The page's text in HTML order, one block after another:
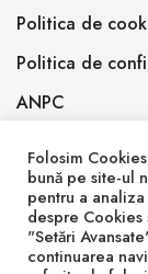
Politica de
Politica de
ANPC
©
Folosim
bună pe site-ul
pentru a
despre
"Setări
continuarea